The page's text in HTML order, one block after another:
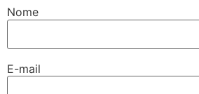
Nome
E-mail